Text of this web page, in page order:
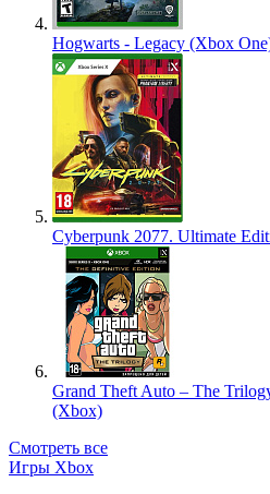
Hogwarts - Legacy (Xbox
Cyberpunk 2077. Ultimate
Grand Theft Auto – The
(Xbox)
Смотреть все
Игры Xbox